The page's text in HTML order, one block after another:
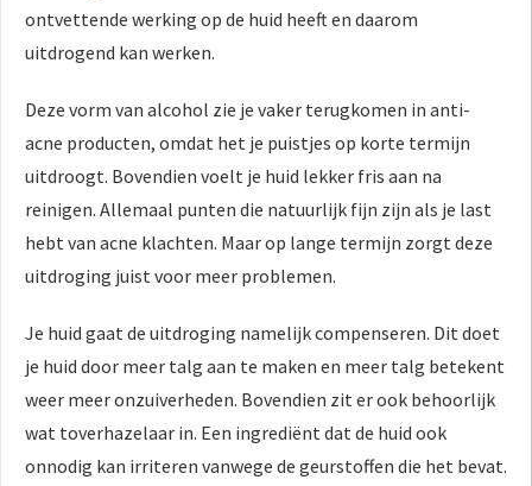
ontvettende werking op de huid heeft en daarom
uitdrogend kan werken.
Deze vorm van alcohol zie je vaker terugkomen in anti-
acne producten, omdat het je puistjes op korte termijn
uitdroogt. Bovendien voelt je huid lekker fris aan na
reinigen. Allemaal punten die natuurlijk fijn zijn als je last
hebt van acne klachten. Maar op lange termijn zorgt deze
uitdroging juist voor meer problemen.
Je huid gaat de uitdroging namelijk compenseren. Dit doet
je huid door meer talg aan te maken en meer talg betekent
weer meer onzuiverheden. Bovendien zit er ook behoorlijk
wat toverhazelaar in. Een ingrediënt dat de huid ook
onnodig kan irriteren vanwege de geurstoffen die het bevat.